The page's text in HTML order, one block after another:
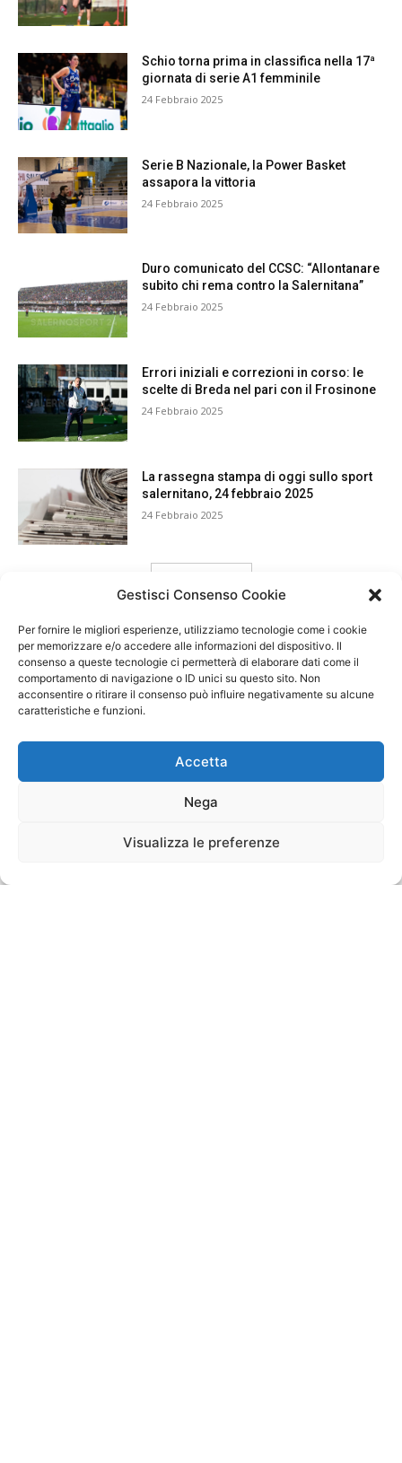
Gestisci Consenso Cookie
Per fornire le migliori esperienze, utilizziamo tecnologie come i cookie
per memorizzare e/o accedere alle informazioni del dispositivo. Il
consenso a queste tecnologie ci permetterà di elaborare dati come il
comportamento di navigazione o ID unici su questo sito. Non
acconsentire o ritirare il consenso può influire negativamente su alcune
caratteristiche e funzioni.
Accetta
Nega
Visualizza le preferenze
Schio torna prima in classifica nella 17ª
giornata di serie A1 femminile
24 Febbraio 2025
Serie B Nazionale, la Power Basket
assapora la vittoria
24 Febbraio 2025
Duro comunicato del CCSC: “Allontanare
subito chi rema contro la Salernitana”
24 Febbraio 2025
Errori iniziali e correzioni in corso: le
scelte di Breda nel pari con il Frosinone
24 Febbraio 2025
La rassegna stampa di oggi sullo sport
salernitano, 24 febbraio 2025
24 Febbraio 2025